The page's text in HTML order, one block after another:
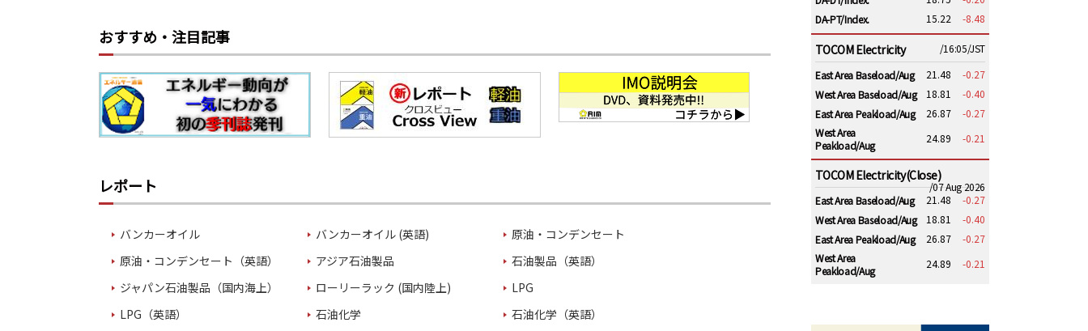
おすすめ・注目記事
レポート
バンカーオイル バンカーオイル (英語)
原油・コンデンセート
原油・コンデンセート（英語）
アジア石油製品
石油製品（英語）
ジャパン石油製品（国内海上）
ローリーラック (国内陸上)
LPG
LPG（英語）
石油化学
石油化学（英語）
DA-PT/Index.
15.22 -8.48
TOCOM Electricity
/16:05/JST
East Area Baseload/Aug
21.48
-0.27
West Area Baseload/Aug
18.81
-0.40
East Area Peakload/Aug
26.87
-0.27
West Area
Peakload/Aug
24.89 -0.21
TOCOM Electricity(Close)
/07 Aug 2026
East Area Baseload/Aug
21.48
-0.27
West Area Baseload/Aug
18.81
-0.40
East Area Peakload/Aug
26.87
-0.27
West Area
Peakload/Aug
24.89 -0.21